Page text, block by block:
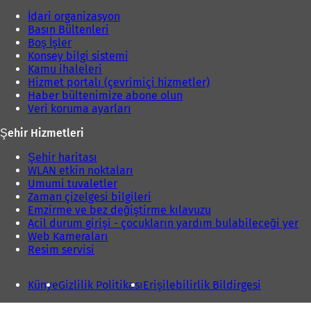
İdari organizasyon
Basın Bültenleri
Boş İşler
Konsey bilgi sistemi
Kamu ihaleleri
Hizmet portalı (çevrimiçi hizmetler)
Haber bültenimize abone olun
Veri koruma ayarları
Şehir Hizmetleri
Şehir haritası
WLAN etkin noktaları
Umumi tuvaletler
Zaman çizelgesi bilgileri
Emzirme ve bez değiştirme kılavuzu
Acil durum girişi - çocukların yardım bulabileceği yer
Web Kameraları
Resim servisi
KünyeGizlilik PolitikasıErişilebilirlik Bildirgesi